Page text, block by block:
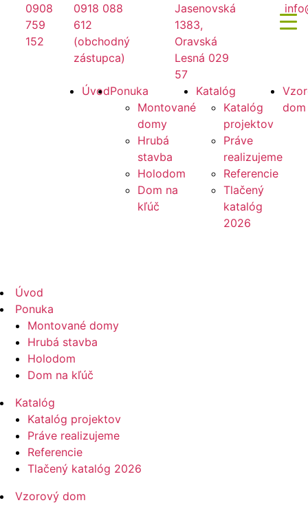
Preskočiť
obsah
0908
759
152
0918 088
612
(obchodný
zástupca)
Jasenovská
1383,
Oravská
Lesná 029
57
Mirano
ÚvodPonuka
Montované
domy
Hrubá
stavba
Holodom
Dom na
kľúč
Katalóg
Katalóg
projektov
Práve
realizujeme
Referencie
Tlačený
katalóg
2026
dom
Úvod
Ponuka
Montované domy
Hrubá stavba
Holodom
Dom na kľúč
Katalóg
Katalóg projektov
Práve realizujeme
Referencie
Tlačený katalóg 2026
Vzorový dom